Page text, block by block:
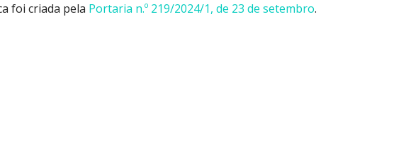
foi criada pela Portaria n.º 219/2024/1, de 23 de setembro.